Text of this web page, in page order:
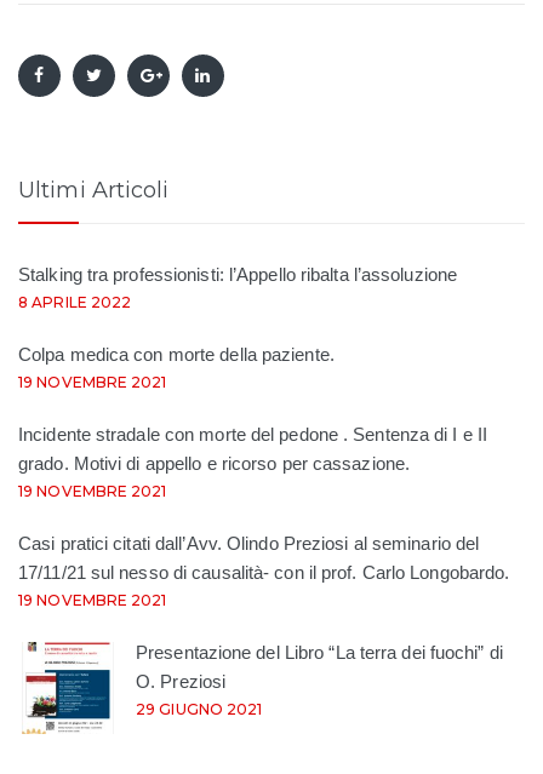
Ultimi Articoli
Stalking tra professionisti: l’Appello ribalta l’assoluzione
8 APRILE 2022
Colpa medica con morte della paziente.
19 NOVEMBRE 2021
Incidente stradale con morte del pedone . Sentenza di I e II
grado. Motivi di appello e ricorso per cassazione.
19 NOVEMBRE 2021
Casi pratici citati dall’Avv. Olindo Preziosi al seminario del
17/11/21 sul nesso di causalità- con il prof. Carlo Longobardo.
19 NOVEMBRE 2021
Presentazione del Libro “La terra dei fuochi” di
O. Preziosi
29 GIUGNO 2021